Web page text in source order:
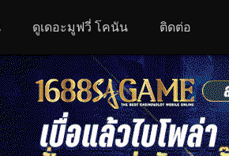
ดูเดอะมูฟวี่ โคนัน ติดต่อ